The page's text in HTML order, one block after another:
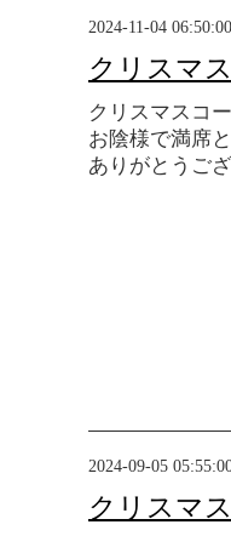
2024-11-04 06:50:00
クリスマ
クリスマスコ
お陰様で満席
ありがとうご
2024-09-05
クリスマ